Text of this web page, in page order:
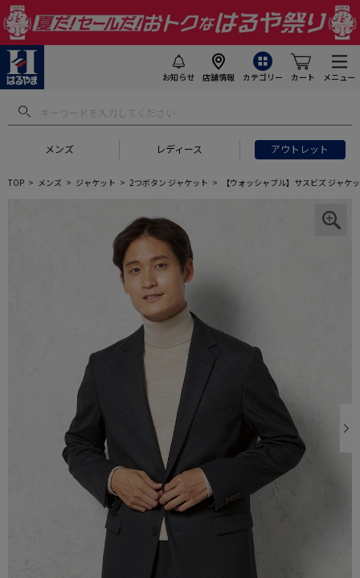
お知らせ 店舗情報 カテゴリー カート メニュー
メンズ レディース アウトレット
TOP メンズ ジャケット 2つボタン ジャケット 【ウォッシャブル】サスビズ ジャ